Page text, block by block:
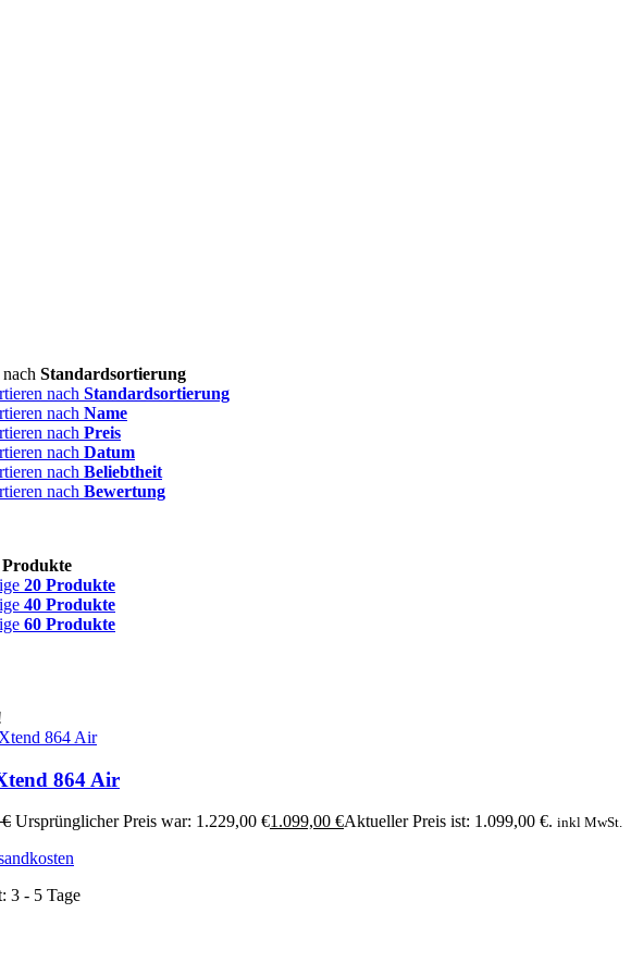
Standardsortierung
nach Standardsortierung
nach Name
nach Preis
nach Datum
nach Beliebtheit
nach Bewertung
Produkte
20 Produkte
40 Produkte
60 Produkte
864 Air
€ Ursprünglicher Preis war: 1.229,00 €1.099,00 €Aktueller Preis ist: 1.099,00 €. inkl MwSt.
3 - 5 Tage